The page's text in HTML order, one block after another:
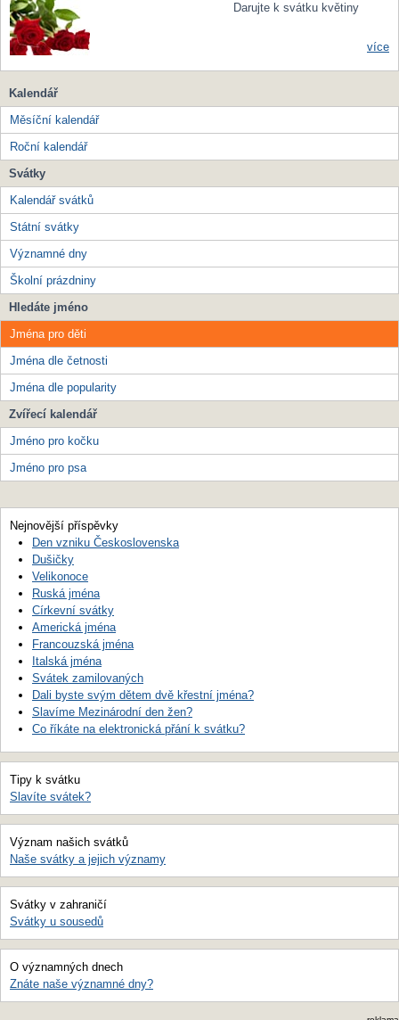
Darujte k svátku květiny
více
Kalendář
Měsíční kalendář
Roční kalendář
Svátky
Kalendář svátků
Státní svátky
Významné dny
Školní prázdniny
Hledáte jméno
Jména pro děti
Jména dle četnosti
Jména dle popularity
Zvířecí kalendář
Jméno pro kočku
Jméno pro psa
Nejnovější příspěvky
Den vzniku Československa
Dušičky
Velikonoce
Ruská jména
Církevní svátky
Americká jména
Francouzská jména
Italská jména
Svátek zamilovaných
Dali byste svým dětem dvě křestní jména?
Slavíme Mezinárodní den žen?
Co říkáte na elektronická přání k svátku?
Tipy k svátku
Slavíte svátek?
Význam našich svátků
Naše svátky a jejich významy
Svátky v zahraničí
Svátky u sousedů
O významných dnech
Znáte naše významné dny?